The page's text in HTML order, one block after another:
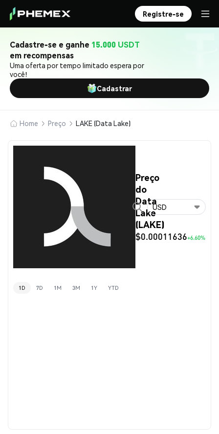
Registre-se
Cadastre-se e ganhe 15.000 USDT
em recompensas
Uma oferta por tempo limitado espera por
você!
Cadastrar
Home Preço LAKE (Data Lake)
Preço
do
Data
Lake
(LAKE)
$0.00011636+6.60%
USD
1D 7D 1M 3M 1Y YTD